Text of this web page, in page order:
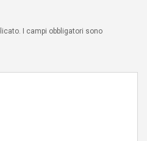
I campi obbligatori sono